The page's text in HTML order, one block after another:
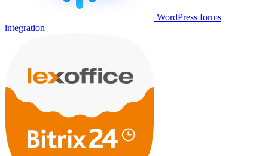
WordPress forms
integration